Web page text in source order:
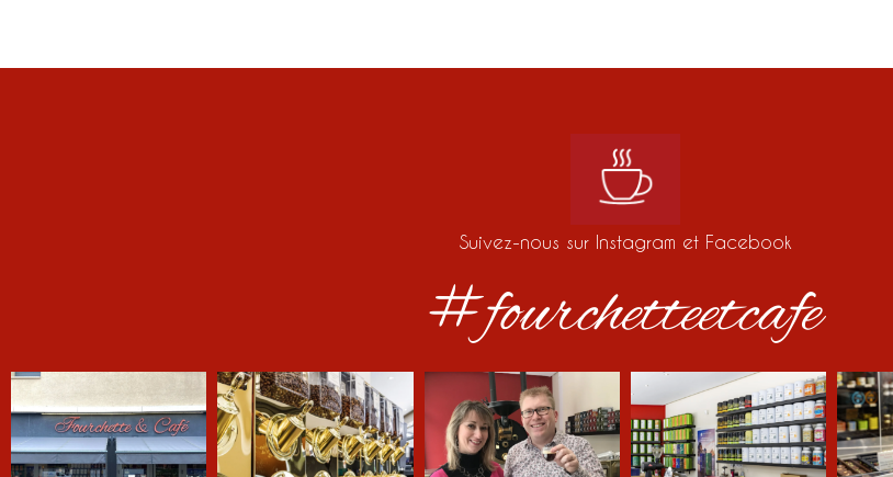
Suivez-nous sur Instagram et Facebook
#fourchetteetcafe